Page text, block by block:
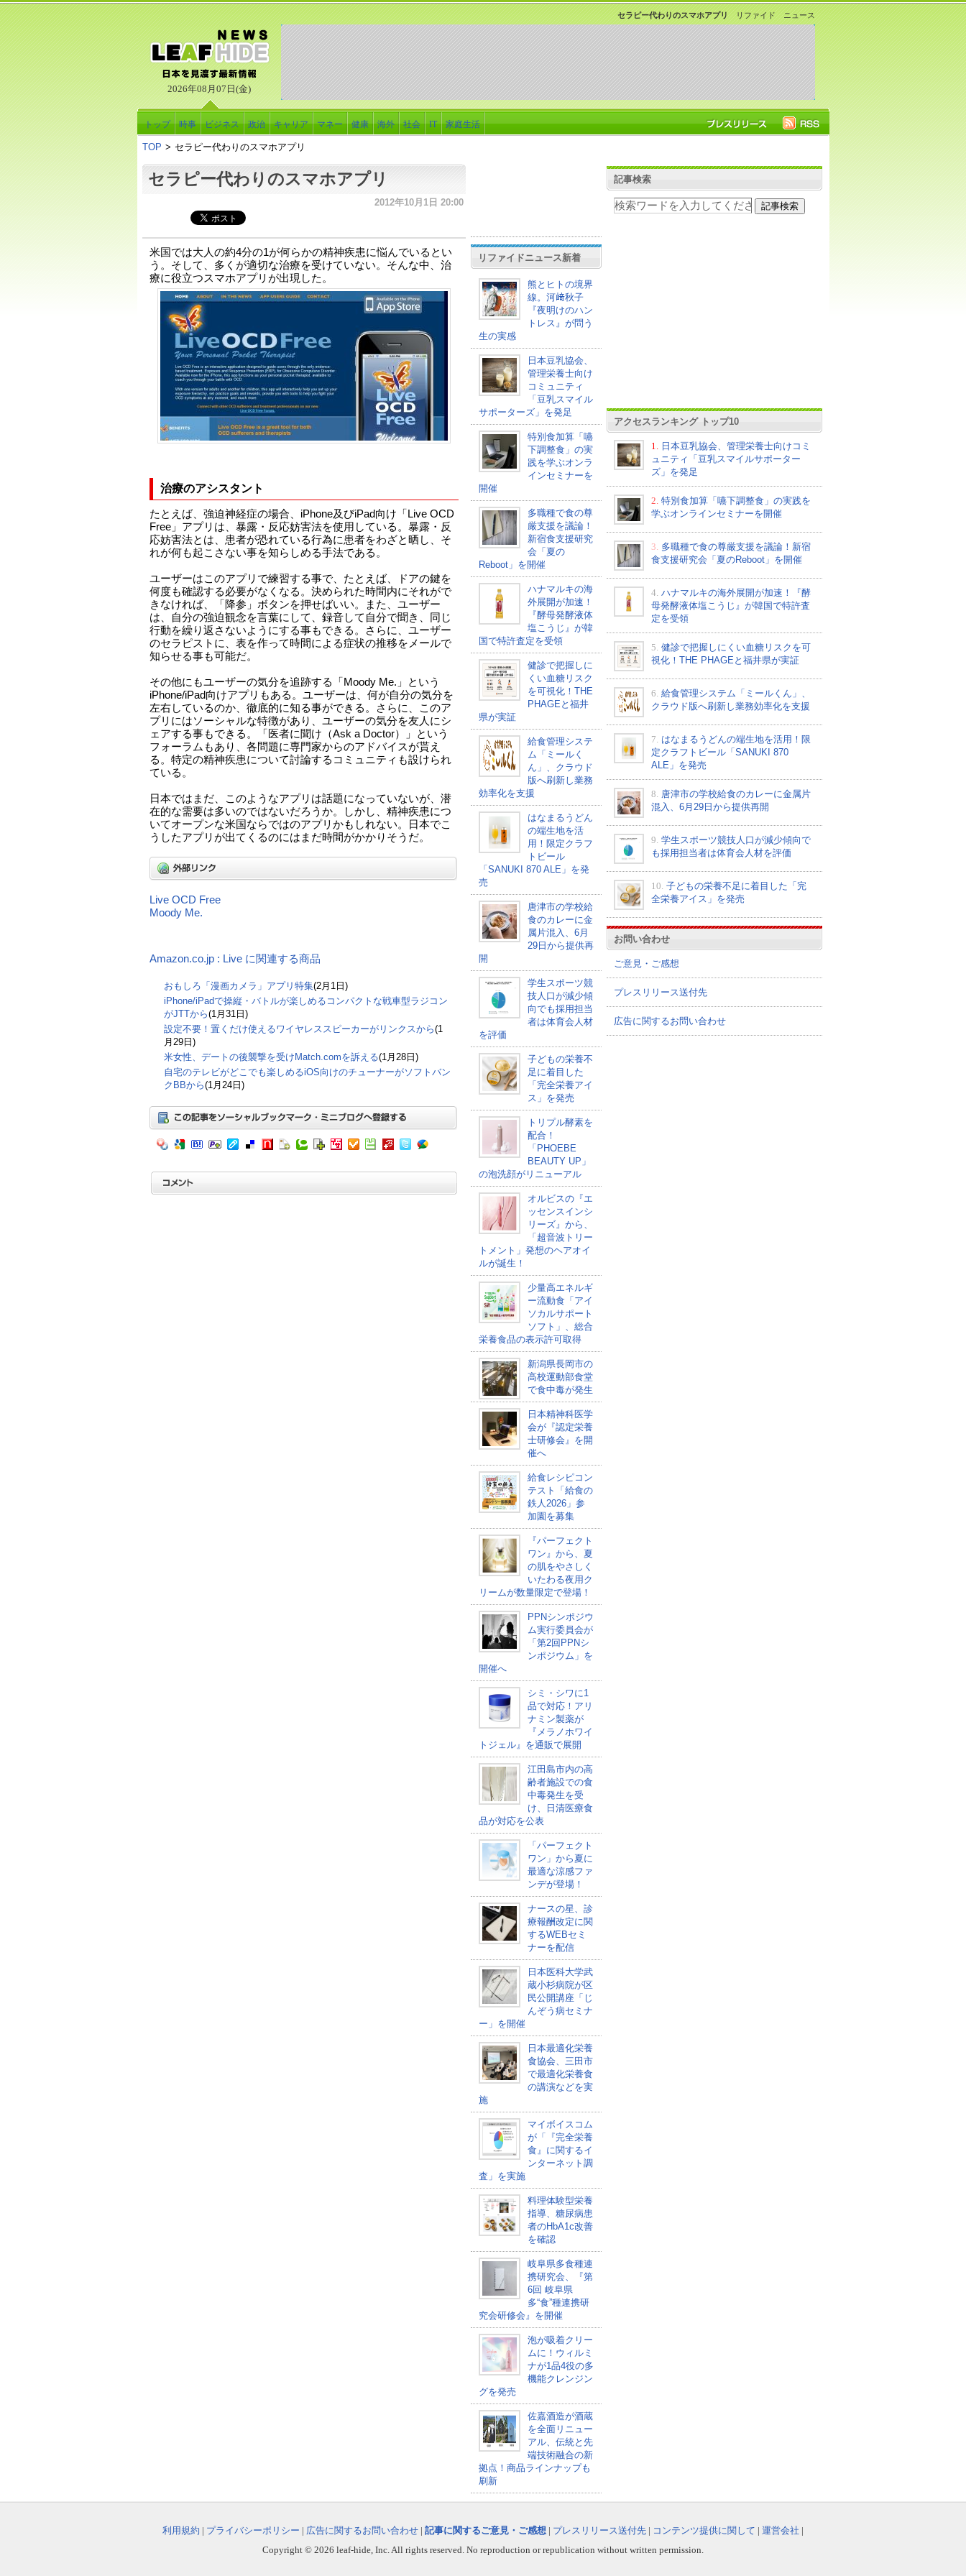
2026年08月07日(金)
リファイド ニュース
セラピー代わりのスマホアプリ
トップ 時事 ビジネス 政治 キャリア マネー 健康 海外 社会 IT 家庭生活
TOP > セラピー代わりのスマホアプリ
セラピー代わりのスマホアプリ
2012年10月1日 20:00
米国では大人の約4分の1が何らかの精神疾患に悩んでいるとい
う。そして、多くが適切な治療を受けていない。そんな中、治
療に役立つスマホアプリが出現した。
治療のアシスタント
たとえば、強迫神経症の場合、iPhone及びiPad向け「Live OCD
Free」アプリは、暴露・反応妨害法を使用している。暴露・反
応妨害法とは、患者が恐れている行為に患者をわざと晒し、そ
れが何も起こさない事を知らしめる手法である。
ユーザーはこのアプリで練習する事で、たとえば、ドアの鍵を
何度も確認する必要がなくなる。決められた時間内にそれがで
きなければ、「降参」ボタンを押せばいい。また、ユーザー
は、自分の強迫観念を言葉にして、録音して自分で聞き、同じ
行動を繰り返さないようにする事もできる。さらに、ユーザー
のセラピストに、表を作って時間による症状の推移をメールで
知らせる事も可能だ。
その他にもユーザーの気分を追跡する「Moody Me.」という
iPhone/iPad向けアプリもある。ユーザーは、何が自分の気分を
左右しているのか、徹底的に知る事ができる。さらに、このア
プリにはソーシャルな特徴があり、ユーザーの気分を友人にシ
ェアする事もできる。「医者に聞け（Ask a Doctor）」という
フォーラムもあり、各問題に専門家からのアドバイスが貰え
る。特定の精神疾患について討論するコミュニティも設けられ
ている。
日本ではまだ、このようなアプリは話題になっていないが、潜
在的な需要は多いのではないだろうか。しかし、精神疾患につ
いてオープンな米国ならではのアプリかもしれない。日本でこ
うしたアプリが出てくるのにはまだ時間がかかりそうだ。
Live OCD Free
Moody Me.
Amazon.co.jp : Live に関連する商品
おもしろ「漫画カメラ」アプリ特集(2月1日)
iPhone/iPadで操縦・バトルが楽しめるコンパクトな戦車型ラジコン
がJTTから(1月31日)
設定不要！置くだけ使えるワイヤレススピーカーがリンクスから(1
月29日)
米女性、デートの後襲撃を受けMatch.comを訴える(1月28日)
自宅のテレビがどこでも楽しめるiOS向けのチューナーがソフトバン
クBBから(1月24日)
リファイドニュース新着
熊とヒトの境界
線。河﨑秋子
『夜明けのハン
トレス』が問う
生の実感
日本豆乳協会、
管理栄養士向け
コミュニティ
「豆乳スマイル
サポーターズ」を発足
特別食加算「嚥
下調整食」の実
践を学ぶオンラ
インセミナーを
開催
多職種で食の尊
厳支援を議論！
新宿食支援研究
会「夏の
Reboot」を開催
ハナマルキの海
外展開が加速！
『酵母発酵液体
塩こうじ』が韓
国で特許査定を受領
健診で把握しに
くい血糖リスク
を可視化！THE
PHAGEと福井
県が実証
給食管理システ
ム「ミールく
ん」、クラウド
版へ刷新し業務
効率化を支援
はなまるうどん
の端生地を活
用！限定クラフ
トビール
「SANUKI 870 ALE」を発
売
唐津市の学校給
食のカレーに金
属片混入、6月
29日から提供再
開
学生スポーツ競
技人口が減少傾
向でも採用担当
者は体育会人材
を評価
子どもの栄養不
足に着目した
「完全栄養アイ
ス」を発売
トリプル酵素を
配合！
「PHOEBE
BEAUTY UP」
の泡洗顔がリニューアル
オルビスの『エ
ッセンスインシ
リーズ』から、
「超音波トリー
トメント」発想のヘアオイ
ルが誕生！
少量高エネルギ
ー流動食「アイ
ソカルサポート
ソフト」、総合
栄養食品の表示許可取得
新潟県長岡市の
高校運動部食堂
で食中毒が発生
日本精神科医学
会が『認定栄養
士研修会』を開
催へ
給食レシピコン
テスト「給食の
鉄人2026」参
加園を募集
『パーフェクト
ワン』から、夏
の肌をやさしく
いたわる夜用ク
リームが数量限定で登場！
PPNシンポジウ
ム実行委員会が
「第2回PPNシ
ンポジウム」を
開催へ
シミ・シワに1
品で対応！アリ
ナミン製薬が
『メラノホワイ
トジェル』を通販で展開
江田島市内の高
齢者施設での食
中毒発生を受
け、日清医療食
品が対応を公表
「パーフェクト
ワン」から夏に
最適な涼感ファ
ンデが登場！
ナースの星、診
療報酬改定に関
するWEBセミ
ナーを配信
日本医科大学武
蔵小杉病院が区
民公開講座「じ
んぞう病セミナ
ー」を開催
日本最適化栄養
食協会、三田市
で最適化栄養食
の講演などを実
施
マイボイスコム
が「『完全栄養
食』に関するイ
ンターネット調
査」を実施
料理体験型栄養
指導、糖尿病患
者のHbA1c改善
を確認
岐阜県多食種連
携研究会、『第
6回 岐阜県
多“食”種連携研
究会研修会』を開催
泡が吸着クリー
ムに！ウィルミ
ナが1品4役の多
機能クレンジン
グを発売
佐嘉酒造が酒蔵
を全面リニュー
アル、伝統と先
端技術融合の新
拠点！商品ラインナップも
刷新
記事検索
アクセスランキング トップ10
1.
日本豆乳協会、管理栄養士向けコミ
ュニティ「豆乳スマイルサポーター
ズ」を発足
2. 特別食加算「嚥下調整食」の実践を
学ぶオンラインセミナーを開催
3. 多職種で食の尊厳支援を議論！新宿
食支援研究会「夏のReboot」を開催
4. ハナマルキの海外展開が加速！『酵
母発酵液体塩こうじ』が韓国で特許査
定を受領
5. 健診で把握しにくい血糖リスクを可
視化！THE PHAGEと福井県が実証
6. 給食管理システム「ミールくん」、
クラウド版へ刷新し業務効率化を支援
7. はなまるうどんの端生地を活用！限
定クラフトビール「SANUKI 870
ALE」を発売
8. 唐津市の学校給食のカレーに金属片
混入、6月29日から提供再開
9. 学生スポーツ競技人口が減少傾向で
も採用担当者は体育会人材を評価
10. 子どもの栄養不足に着目した「完
全栄養アイス」を発売
お問い合わせ
ご意見・ご感想
プレスリリース送付先
広告に関するお問い合わせ
利用規約 | プライバシーポリシー | 広告に関するお問い合わせ | 記事に関するご意見・ご感想 | プレスリリース送付先 | コンテンツ提供に関して | 運営会社 |
Copyright © 2026 leaf-hide, Inc. All rights reserved. No reproduction or republication without written permission.